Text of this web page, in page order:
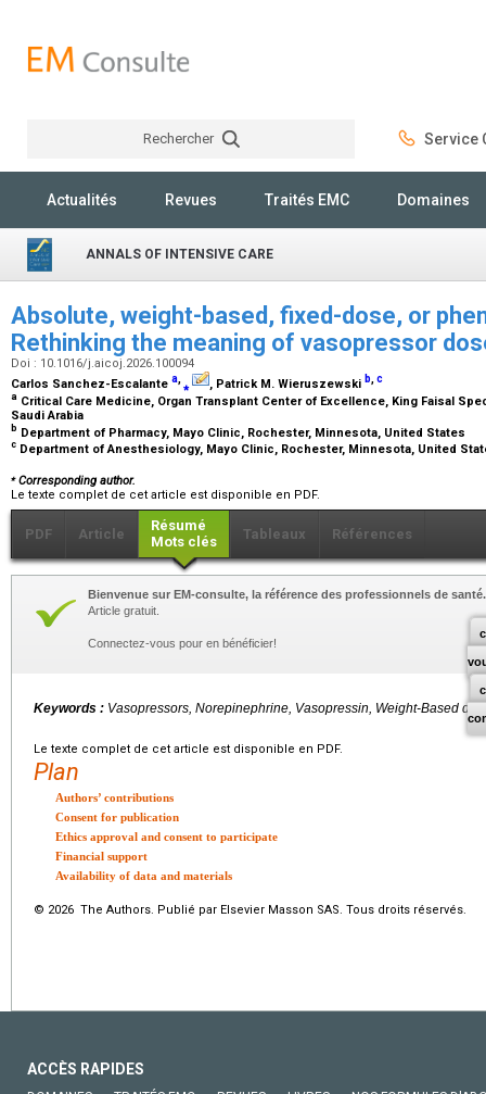
Rechercher Service
Actualités Revues Traités EMC Domaines
ANNALS OF INTENSIVE CARE
Absolute, weight-based, fixed-dose, or
Rethinking the meaning of vasopressor
Doi : 10.1016/j.aicoj.2026.100094
Carlos Sanchez-Escalante a,⁎ , Patrick M. Wieruszewski b,c
a Critical Care Medicine, Organ Transplant Center of Excellence, King Faisal
Saudi Arabia
b Department of Pharmacy, Mayo Clinic, Rochester, Minnesota, United States
c Department of Anesthesiology, Mayo Clinic, Rochester, Minnesota, United
⁎Corresponding author.
Le texte complet de cet article est disponible en PDF.
PDF Article
Résumé
Mots clés
Tableaux Références
Bienvenue sur EM-consulte, la référence des professionnels de santé.
Article gratuit.
Connectez-vous pour en bénéficier!
Keywords : Vasopressors, Norepinephrine, Vasopressin, Weight-Based
Le texte complet de cet article est disponible en PDF.
Plan
Authors’ contributions
Consent for publication
Ethics approval and consent to participate
Financial support
Availability of data and materials
© 2026 The Authors. Publié par Elsevier Masson SAS. Tous droits réservés.
ACCÈS RAPIDES